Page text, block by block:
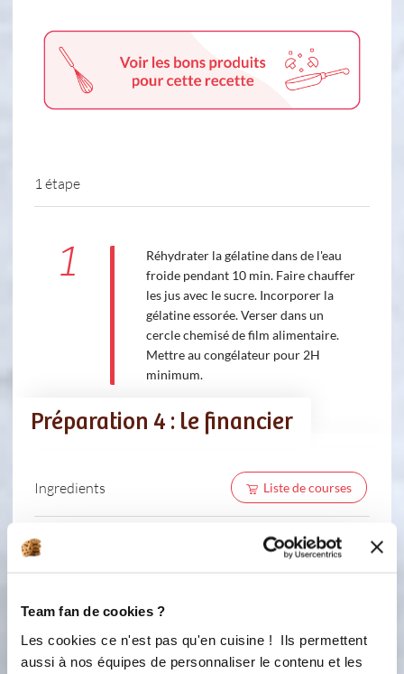
Team fan de cookies ?
Les cookies ce n'est pas qu'en cuisine ! Ils permettent
aussi à nos équipes de personnaliser le contenu et les
1 étape
1
Réhydrater la gélatine dans de l'eau
froide pendant 10 min. Faire chauffer
les jus avec le sucre. Incorporer la
gélatine essorée. Verser dans un
cercle chemisé de film alimentaire.
Mettre au congélateur pour 2H
minimum.
Préparation 4 : le financier
Ingredients Liste de courses
de poudre d'amandes
30 gramme(s)de farine